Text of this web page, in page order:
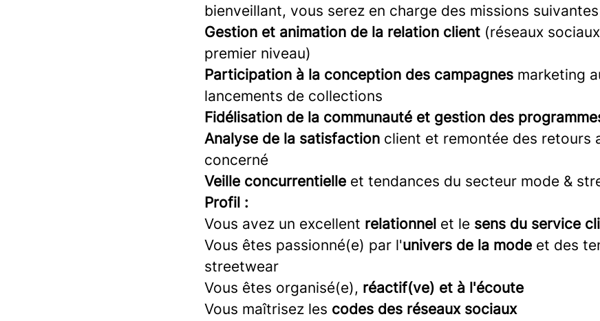
bienveillant, vous serez en charge des missions
Gestion et animation de la relation client (réseaux
premier niveau)
Participation à la conception des campagnes marketing
lancements de collections
Fidélisation de la communauté et gestion des
Analyse de la satisfaction client et remontée des retours
concerné
Veille concurrentielle et tendances du secteur mode &
Profil :
Vous avez un excellent relationnel et le sens du service
Vous êtes passionné(e) par l'univers de la mode et des
streetwear
Vous êtes organisé(e), réactif(ve) et à l'écoute
Vous maîtrisez les codes des réseaux sociaux